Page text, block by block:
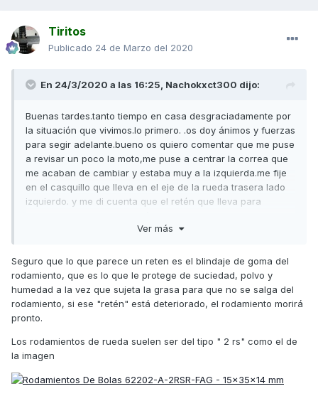
Tiritos
Publicado 24 de Marzo del 2020
En 24/3/2020 a las 16:25, Nachokxct300 dijo:
Buenas tardes.tanto tiempo en casa desgraciadamente por
la situación que vivimos.lo primero. .os doy ánimos y fuerzas
para segir adelante.bueno os quiero comentar que me puse
a revisar un poco la moto,me puse a centrar la correa que
me acaban de cambiar y estaba muy a la izquierda.me fije
en el casquillo que lleva en el eje de la rueda trasera lado
izquierdo. y me di cuenta que el retén que lleva para
casquillo es más grande que el eje central.que es lo que
hasta que se estropea y no sirve para lo que es.fijaros por
que los están cambiando en garantia.
Ver más
Seguro que lo que parece un reten es el blindaje de goma del
rodamiento, que es lo que le protege de suciedad, polvo y
humedad a la vez que sujeta la grasa para que no se salga del
rodamiento, si ese "retén" está deteriorado, el rodamiento morirá
pronto.
Los rodamientos de rueda suelen ser del tipo " 2 rs" como el de
la imagen